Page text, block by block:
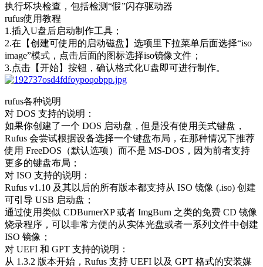
执行坏块检查，包括检测“假”闪存驱动器
rufus使用教程
1.插入U盘后启动制作工具；
2.在【创建可使用的启动磁盘】选项里下拉菜单后面选择“iso
image”模式，点击后面的图标选择iso镜像文件；
3.点击【开始】按钮，确认格式化U盘即可进行制作。
rufus各种说明
对 DOS 支持的说明：
如果你创建了一个 DOS 启动盘，但是没有使用美式键盘，
Rufus 会尝试根据设备选择一个键盘布局，在那种情况下推荐
使用 FreeDOS（默认选项）而不是 MS-DOS，因为前者支持
更多的键盘布局；
对 ISO 支持的说明：
Rufus v1.10 及其以后的所有版本都支持从 ISO 镜像 (.iso) 创建
可引导 USB 启动盘；
通过使用类似 CDBurnerXP 或者 ImgBurn 之类的免费 CD 镜像
烧录程序，可以非常方便的从实体光盘或者一系列文件中创建
ISO 镜像；
对 UEFI 和 GPT 支持的说明：
从 1.3.2 版本开始，Rufus 支持 UEFI 以及 GPT 格式的安装媒